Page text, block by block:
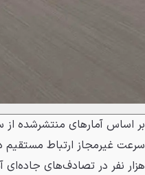
بر اساس آمارهای منتشرشده
هزار نفر در تصادف‌های جاده‌ای